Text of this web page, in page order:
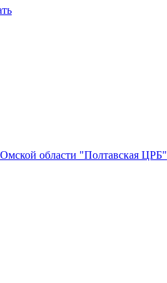
области "Полтавская ЦРБ"